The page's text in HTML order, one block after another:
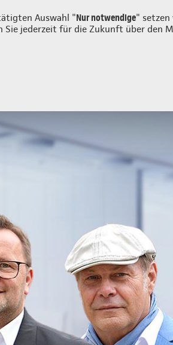
Auswahl "Nur notwendige" setzen
Sie jederzeit für die Zukunft über den